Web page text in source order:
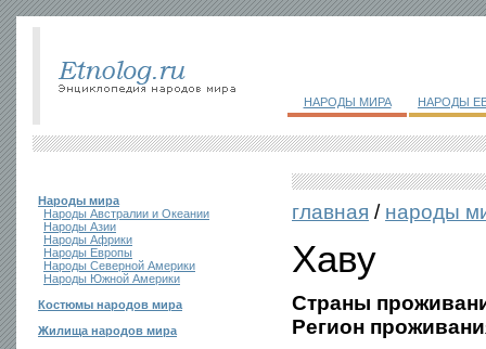
НАРОДЫ МИРА НАРОДЫ
Народы мира
Народы Австралии и Океании
Народы Азии
Народы Африки
Народы Европы
Народы Северной Америки
Народы Южной Америки
Костюмы народов мира
Жилища народов мира
главная / народы
Хаву
Страны
Регион